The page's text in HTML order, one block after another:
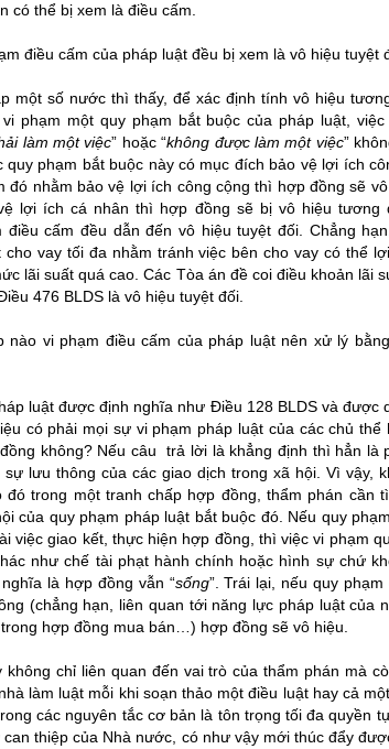
có thể bị xem là điều cấm.
điều cấm của pháp luật đều bị xem là vô hiệu tuyệt
một số nước thì thấy, để xác định tính vô hiệu
phạm một quy phạm bắt buộc của pháp luật,
làm một việc” hoặc “không được làm một việc”
quy phạm bắt buộc này có mục đích bảo vệ lợi ích
đó nhằm bảo vệ lợi ích công cộng thì hợp đồng sẽ
lợi ích cá nhân thì hợp đồng sẽ bị vô hiệu tương
cấm đều dẫn đến vô hiệu tuyệt đối. Chẳng
vay tối đa nhằm tránh việc bên cho vay có thể
lãi suất quá cao. Các Tòa án đề coi điều khoản lãi
476 BLDS là vô hiệu tuyệt đối.
nào vi phạm điều cấm của pháp luật nên xử lý
luật được định nghĩa như Điều 128 BLDS và được
có phải mọi sự vi phạm pháp luật của các chủ
không? Nếu câu trả lời là khẳng định thì hẳn là
lưu thông của các giao dịch trong xã hội. Vì vậy,
đó trong một tranh chấp hợp đồng, thẩm phán cần
của quy phạm pháp luật bắt buộc đó. Nếu quy
việc giao kết, thực hiện hợp đồng, thì việc vi phạm
như chế tài phạt hành chính hoặc hình sự chứ
là hợp đồng vẫn “sống”. Trái lại, nếu quy
(chẳng hạn, liên quan tới năng lực pháp luật của
hợp đồng mua bán…) hợp đồng sẽ vô hiệu.
không chỉ liên quan đến vai trò của thẩm phán mà
làm luật mỗi khi soạn thảo một điều luật hay cả
các nguyên tắc cơ bản là tôn trọng tối đa quyền
thiệp của Nhà nước, có như vậy mới thúc đẩy